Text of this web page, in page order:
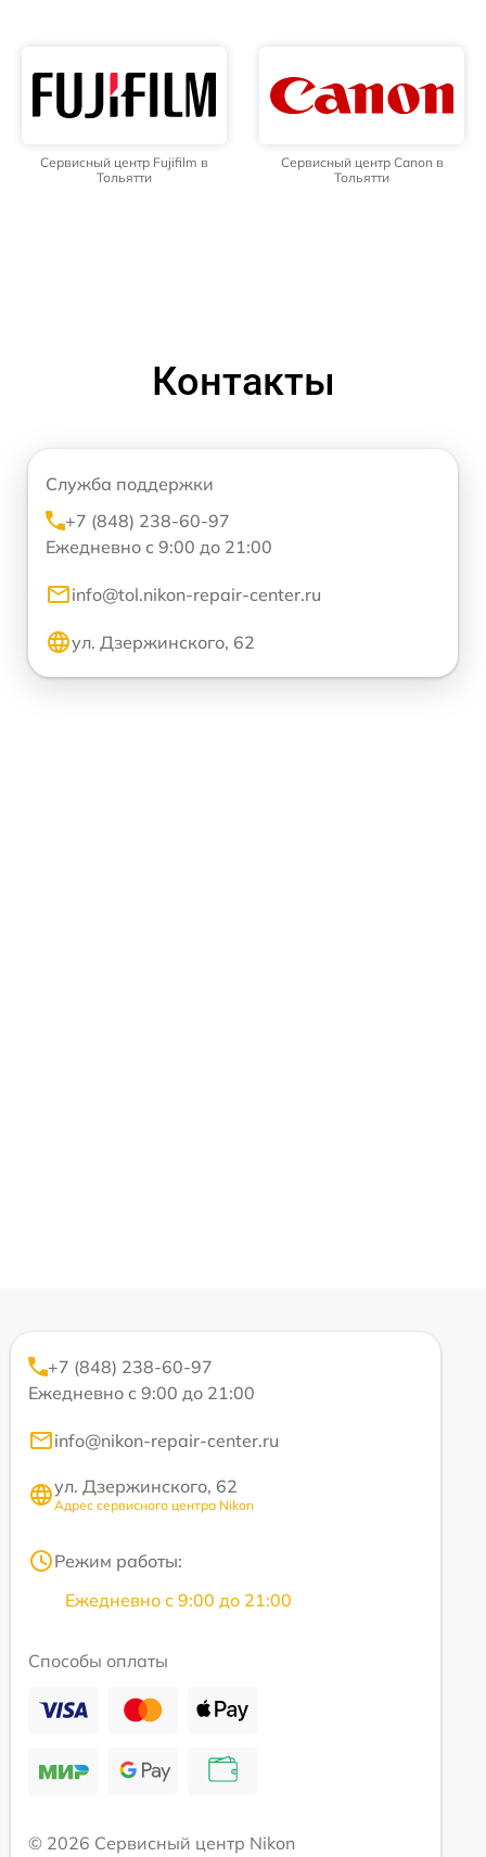
Сервисный центр Fujifilm в
Тольятти
Сервисный центр Canon в
Тольятти
Контакты
Служба поддержки
+7 (848) 238-60-97
Ежедневно с 9:00 до 21:00
info@tol.nikon-repair-center.ru
ул. Дзержинского, 62
+7 (848) 238-60-97
Ежедневно с 9:00 до 21:00
info@nikon-repair-center.ru
ул. Дзержинского, 62
Адрес сервисного центра Nikon
Режим работы:
Ежедневно с 9:00 до 21:00
Способы оплаты
© 2026 Сервисный центр Nikon